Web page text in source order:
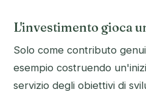
L'investimento gioca
Solo come contributo
esempio costruendo
servizio degli obiettivi di